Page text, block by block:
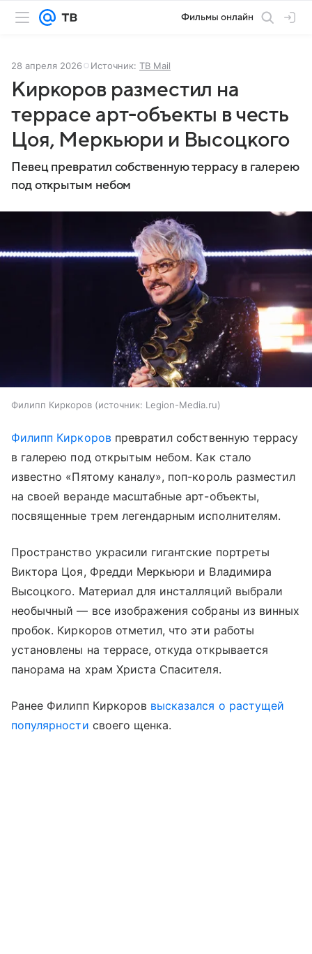
Фильмы онлайн
28 апреля 2026 Источник: ТВ Mail
Киркоров разместил на
террасе арт-объекты в честь
Цоя, Меркьюри и Высоцкого
Певец превратил собственную террасу в галерею
под открытым небом
Филипп Киркоров источник: Legion-Media.ru
Филипп Киркоровпревратил собственную террасу
в галерею под открытым небом. Как стало
известно «Пятому каналу», поп-король разместил
на своей веранде масштабные арт-объекты,
посвященные трем легендарным исполнителям.
Пространство украсили гигантские портреты
Виктора Цоя, Фредди Меркьюри и Владимира
Высоцкого. Материал для инсталляций выбрали
необычный — все изображения собраны из винных
пробок. Киркоров отметил, что эти работы
установлены на террасе, откуда открывается
панорама на храм Христа Спасителя.
Ранее Филипп Киркоров высказался о растущей
популярности своего щенка.